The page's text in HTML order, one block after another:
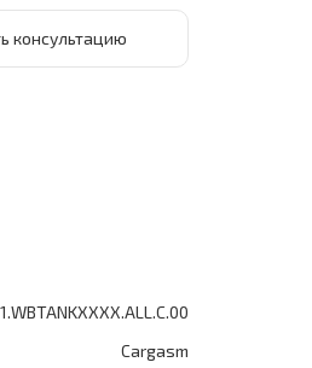
консультацию
Cargasm